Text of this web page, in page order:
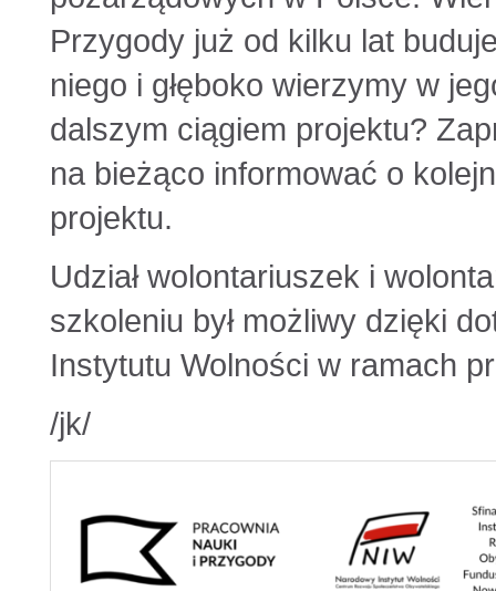
Przygody już od kilku lat
niego i głęboko wierzymy w
dalszym ciągiem projektu?
na bieżąco informować o
projektu.
Udział wolontariuszek i
szkoleniu był możliwy dzięki
Instytutu Wolności w ramach
/jk/